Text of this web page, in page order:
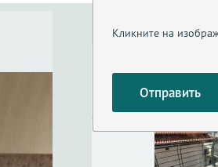
Кликните на